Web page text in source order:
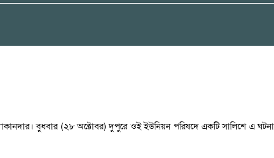
বুধবার (২৮ অক্টোবর) দুপুরে ওই ইউনিয়ন পরিষদে একটি সালিশে এ ঘটনা